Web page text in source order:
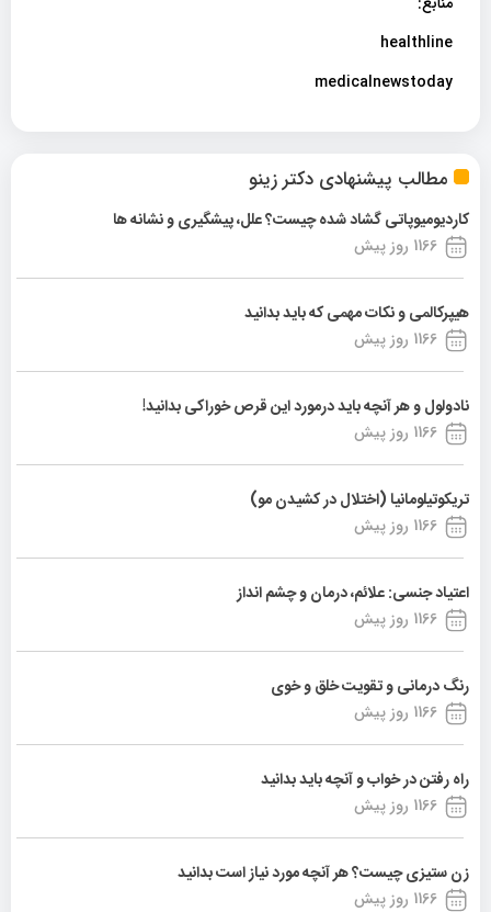
مطالب پیشنهادی دکتر زینو
کاردیومیوپاتی گشاد شده چیست؟ علل، پیشگیری و نشانه ها
1166 روز پیش
هیپرکالمی و نکات مهمی که باید بدانید
1166 روز پیش
نادولول و هر آنچه باید درمورد این قرص خوراکی بدانید!
1166 روز پیش
تریکوتیلومانیا (اختلال در کشیدن مو)
1166 روز پیش
اعتیاد جنسی: علائم، درمان و چشم انداز
1166 روز پیش
رنگ درمانی و تقویت خلق و خوی
1166 روز پیش
راه رفتن در خواب و آنچه باید بدانید
1166 روز پیش
زن ستیزی چیست؟ هر آنچه مورد نیاز است بدانید
1166 روز پیش
healthline
medicalnewstoday